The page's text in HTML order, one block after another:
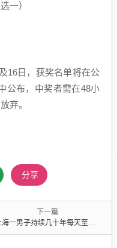
一）
16日，获奖名单将在公
公布，中奖者需在48小
弃。
分享
下一篇
持续几十年每天至少吸3包烟，全身血管出问题，病房里竟有患者互相攀比谁抽得多，医生：他的血管，我都不知道从哪开始修